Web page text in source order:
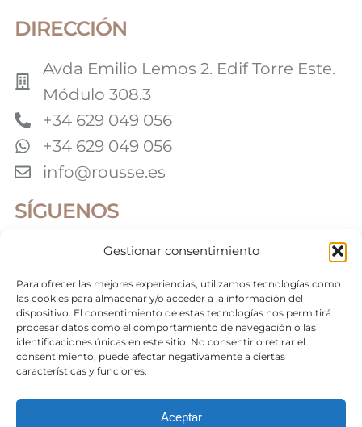
Gestionar consentimiento
Para ofrecer las mejores experiencias, utilizamos tecnologías como
las cookies para almacenar y/o acceder a la información del
dispositivo. El consentimiento de estas tecnologías nos permitirá
procesar datos como el comportamiento de navegación o las
identificaciones únicas en este sitio. No consentir o retirar el
consentimiento, puede afectar negativamente a ciertas
características y funciones.
Aceptar
DIRECCIÓN
Avda Emilio Lemos 2. Edif Torre Este.
Módulo 308.3
+34 629 049 056
+34 629 049 056
info@rousse.es
SÍGUENOS
©2026 Roussé Fotografía. Todos los derechos
reservados